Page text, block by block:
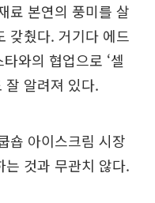
료 본연의 풍미를 살
갖췄다. 거기다 에드
와의 협업으로 ‘셀
잘 알려져 있다.
숍 아이스크림 시장
는 것과 무관치 않다.